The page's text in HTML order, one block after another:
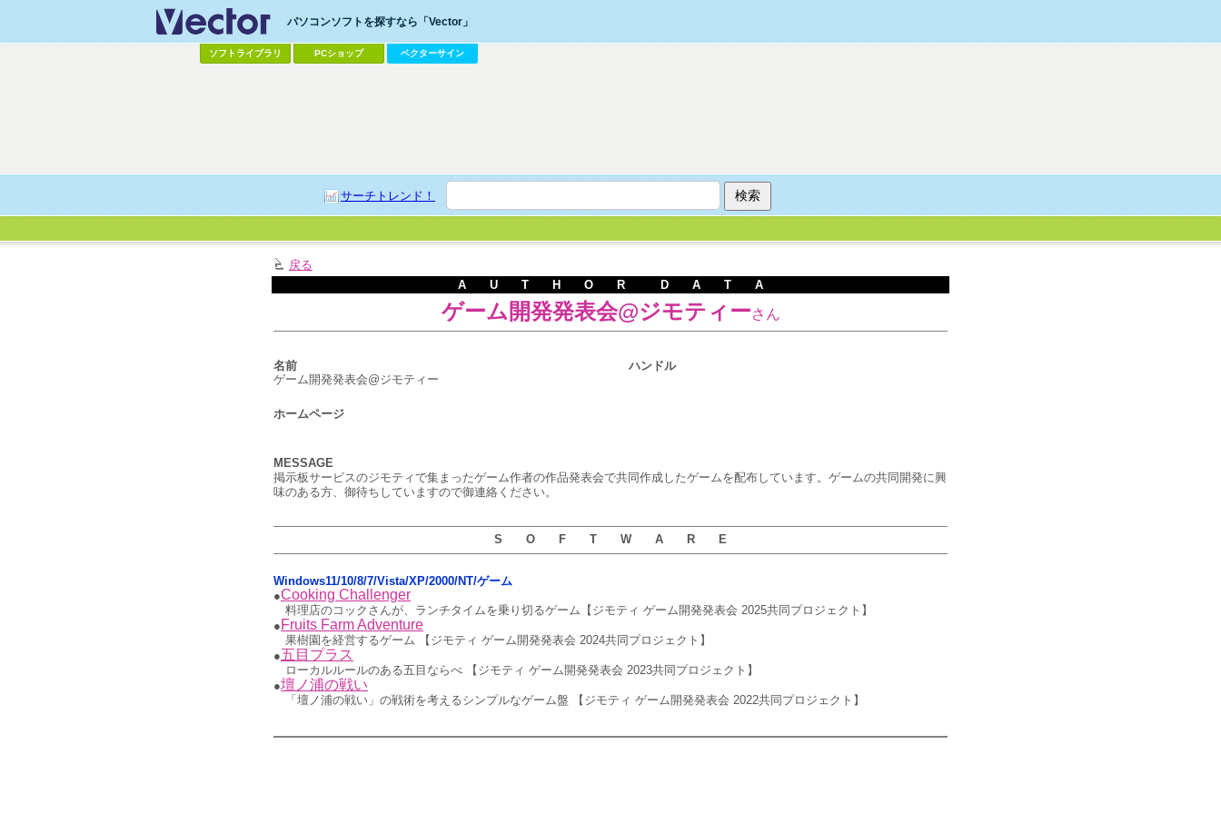
パソコンソフトを探すなら「Vector」
ソフトライブラリ PCショップ ベクターサイン
サーチトレンド！
戻る
A U T H O R D A T A
ゲーム開発発表会@ジモティーさん
名前
ゲーム開発発表会@ジモティー
ハンドル
ホームページ
MESSAGE
掲示板サービスのジモティで集まったゲーム作者の作品発表会で共同作成したゲームを配布しています。ゲームの共同開発に興
味のある方、御待ちしていますので御連絡ください。
S O F T W A R E
Windows11/10/8/7/Vista/XP/2000/NT/ゲーム
●Cooking Challenger
料理店のコックさんが、ランチタイムを乗り切るゲーム【ジモティ ゲーム開発発表会 2025共同プロジェクト】
● Fruits Farm Adventure
果樹園を経営するゲーム 【ジモティ ゲーム開発発表会 2024共同プロジェクト】
●五目プラス
ローカルルールのある五目ならべ 【ジモティ ゲーム開発発表会 2023共同プロジェクト】
●壇ノ浦の戦い
「壇ノ浦の戦い」の戦術を考えるシンプルなゲーム盤 【ジモティ ゲーム開発発表会 2022共同プロジェクト】